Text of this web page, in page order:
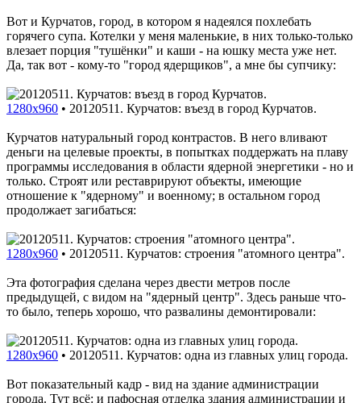
Вот и Курчатов, город, в котором я надеялся похлебать
горячего супа. Котелки у меня маленькие, в них только-только
влезает порция "тушёнки" и каши - на юшку места уже нет.
Да, так вот - кому-то "город ядерщиков", а мне бы супчику:
1280x960 • 20120511. Курчатов: въезд в город Курчатов.
Курчатов натуральный город контрастов. В него вливают
деньги на целевые проекты, в попытках поддержать на плаву
программы исследования в области ядерной энергетики - но и
только. Строят или реставрируют объекты, имеющие
отношение к "ядерному" и военному; в остальном город
продолжает загибаться:
1280x960 • 20120511. Курчатов: строения "атомного центра".
Эта фотография сделана через двести метров после
предыдущей, с видом на "ядерный центр". Здесь раньше что-
то было, теперь хорошо, что развалины демонтировали:
1280x960 • 20120511. Курчатов: одна из главных улиц города.
Вот показательный кадр - вид на здание администрации
города. Тут всё: и пафосная отделка здания администрации и